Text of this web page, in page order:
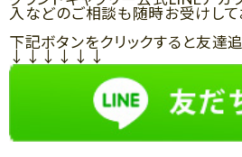
入などのご相談も随時お受けし
下記ボタンをクリックすると友達
↓↓↓↓↓↓